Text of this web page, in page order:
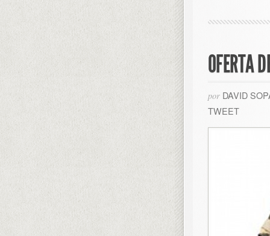
OFERTA
por DAVID
TWEET